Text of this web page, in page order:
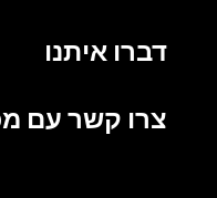
דברו איתנו
צרו קשר עם